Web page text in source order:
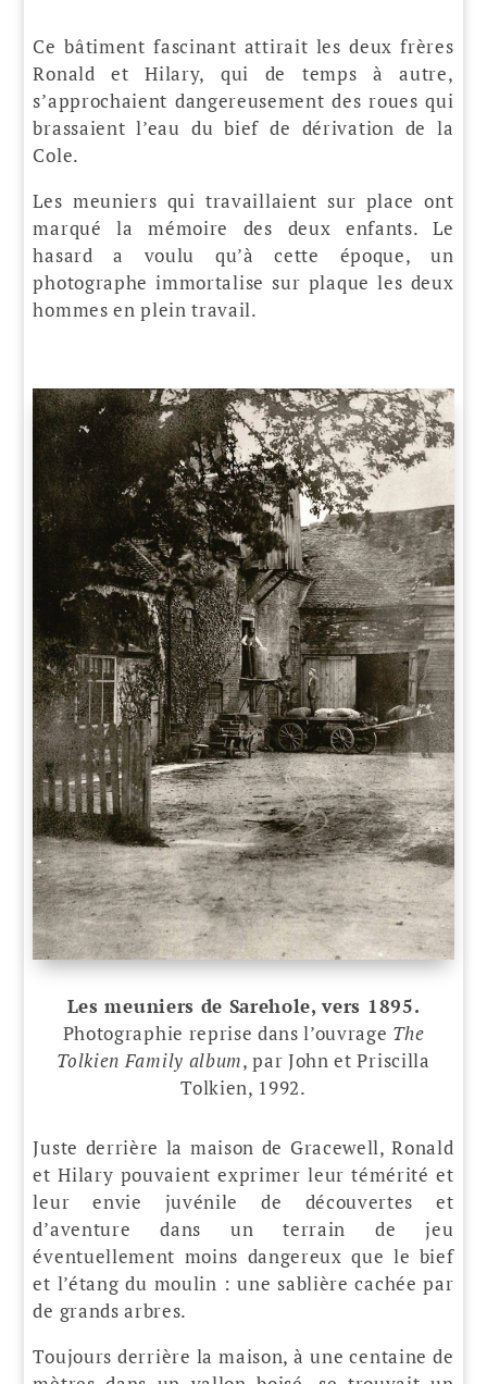
Ce bâtiment fascinant attirait les deux frères
Ronald et Hilary, qui de temps à autre,
s’approchaient dangereusement des roues qui
brassaient l’eau du bief de dérivation de la
Cole.
Les meuniers qui travaillaient sur place ont
marqué la mémoire des deux enfants. Le
hasard a voulu qu’à cette époque, un
photographe immortalise sur plaque les deux
hommes en plein travail.
Les meuniers de Sarehole, vers 1895.
Photographie reprise dans l’ouvrage The
Tolkien Family album, par John et Priscilla
Tolkien, 1992.
Juste derrière la maison de Gracewell, Ronald
et Hilary pouvaient exprimer leur témérité et
leur envie juvénile de découvertes et
d’aventure dans un terrain de jeu
éventuellement moins dangereux que le bief
et l’étang du moulin : une sablière cachée par
de grands arbres.
Toujours derrière la maison, à une centaine de